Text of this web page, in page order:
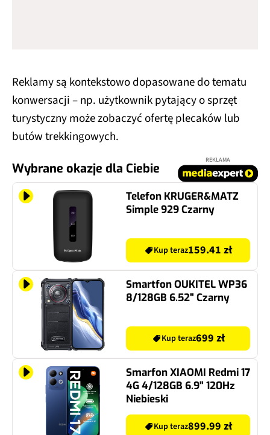
Reklamy są kontekstowo dopasowane do tematu
konwersacji – np. użytkownik pytający o sprzęt
turystyczny może zobaczyć ofertę plecaków lub
butów trekkingowych.
Wybrane okazje dla Ciebie
REKLAMA
Telefon KRUGER&MATZ
Simple 929 Czarny
Kup teraz159.41 zł
Smartfon OUKITEL WP36
8/128GB 6.52" Czarny
Kup teraz699 zł
Smarfon XIAOMI Redmi 17
4G 4/128GB 6.9" 120Hz
Niebieski
Kup teraz899.99 zł